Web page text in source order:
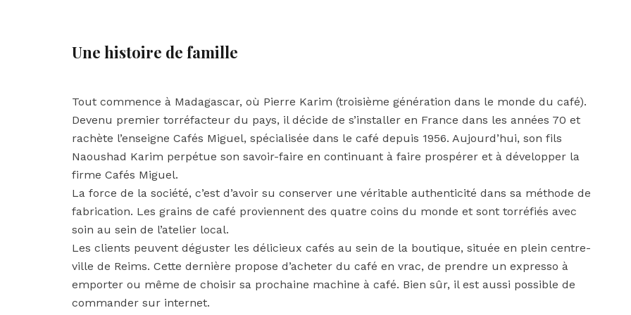
Une histoire de famille
Tout commence à Madagascar, où Pierre Karim (troisième génération dans le monde du café).
Devenu premier torréfacteur du pays, il décide de s’installer en France dans les années 70 et
rachète l’enseigne Cafés Miguel, spécialisée dans le café depuis 1956. Aujourd’hui, son fils
Naoushad Karim perpétue son savoir-faire en continuant à faire prospérer et à développer la
firme Cafés Miguel.
La force de la société, c’est d’avoir su conserver une véritable authenticité dans sa méthode de
fabrication. Les grains de café proviennent des quatre coins du monde et sont torréfiés avec
soin au sein de l’atelier local.
Les clients peuvent déguster les délicieux cafés au sein de la boutique, située en plein centre-
ville de Reims. Cette dernière propose d’acheter du café en vrac, de prendre un expresso à
emporter ou même de choisir sa prochaine machine à café. Bien sûr, il est aussi possible de
commander sur internet.